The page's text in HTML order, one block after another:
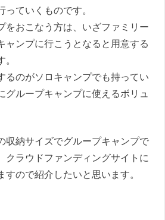
ていくものです。
をおこなう方は、いざファミリー
ャンプに行こうとなると用意する
るのがソロキャンプでも持ってい
グループキャンプに使えるボリュ
収納サイズでグループキャンプで
クラウドファンディングサイトに
すので紹介したいと思います。